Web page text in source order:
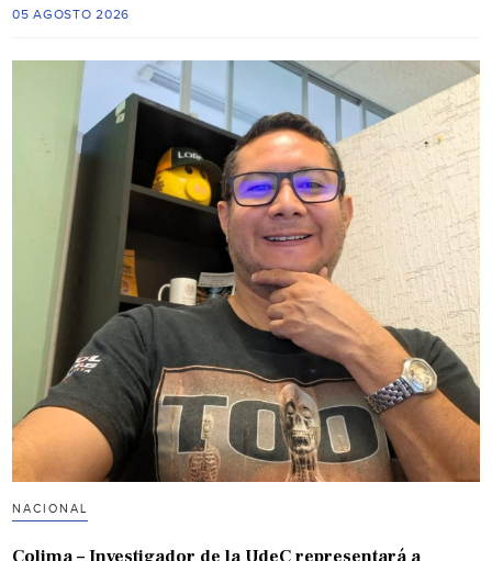
05 AGOSTO 2026
NACIONAL
Colima – Investigador de la UdeC representará a